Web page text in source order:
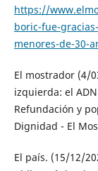
https://
boric-fue-
menores-de-30-
El mostrador (4/
izquierda: el
Refundación y
Dignidad - El
El país. (15/12/